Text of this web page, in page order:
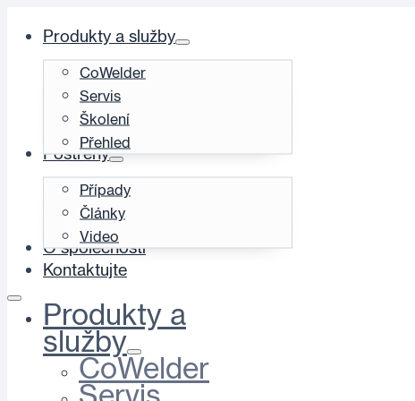
Produkty a služby
CoWelder
Servis
Školení
Přehled
Postřehy
Případy
Články
Video
O společnosti
Kontaktujte
Produkty a
služby
CoWelder